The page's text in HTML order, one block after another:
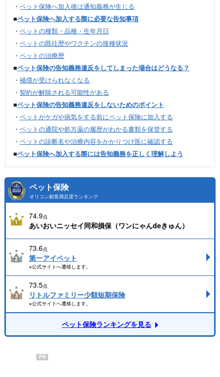
・ ペット保険へ加入後は通知義務が生じる
■ペット保険へ加入する際に必要な告知事項
・ ペットの種類・品種・生年月日
・ ペットの既往歴やワクチンの接種状況
・ ペットの治療歴
■ペット保険の告知義務違反をしてしまった場合はどうなる？
・ 補償が受けられなくなる
・ 契約が解除される可能性がある
■ペット保険の告知義務違反をしないためのポイント
・ ペットがケガや病気をする前にペット保険に加入する
・ ペットの通院や処方薬の履歴がわかる書類を保管する
・ ペットの診断名や治療内容をかかりつけ医に確認する
■ペット保険へ加入する際には告知義務を正しく理解しよう
ペット保険
オリコン顧客満足度ランキング
74.9点
あいおいニッセイ同和損保（ワンにゃんdeきゅん）
73.6点
第一アイペット
※公式サイトへ遷移します。
73.5点
リトルファミリー少額短期保険
※公式サイトへ遷移します。
ペット保険ランキングを見る
PR